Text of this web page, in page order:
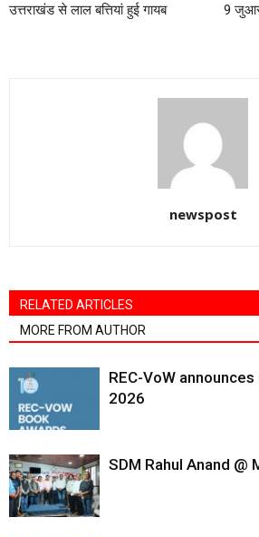
उत्तराखंड से लाल बत्तियां हुई गायब
9
newspost
RELATED ARTICLES
MORE FROM AUTHOR
REC-VoW
2026
SDM Rahul Anand @